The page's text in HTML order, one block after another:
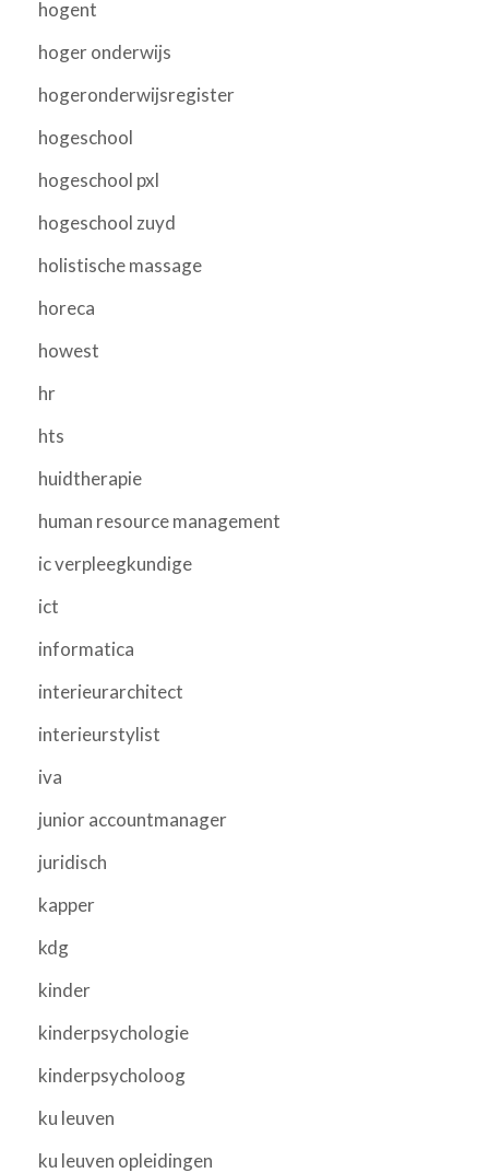
hogent
hoger onderwijs
hogeronderwijsregister
hogeschool
hogeschool pxl
hogeschool zuyd
holistische massage
horeca
howest
hr
hts
huidtherapie
human resource management
ic verpleegkundige
ict
informatica
interieurarchitect
interieurstylist
iva
junior accountmanager
juridisch
kapper
kdg
kinder
kinderpsychologie
kinderpsycholoog
ku leuven
ku leuven opleidingen